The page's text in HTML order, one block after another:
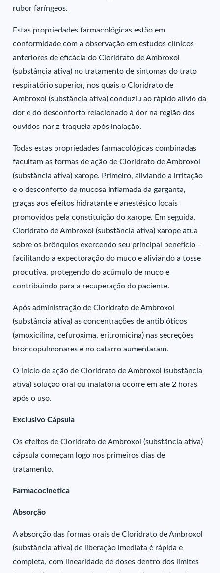
rubor faríngeos.
Estas propriedades farmacológicas estão em
conformidade com a observação em estudos clínicos
anteriores de eficácia do Cloridrato de Ambroxol
(substância ativa) no tratamento de sintomas do trato
respiratório superior, nos quais o Cloridrato de
Ambroxol (substância ativa) conduziu ao rápido alívio da
dor e do desconforto relacionado à dor na região dos
ouvidos-nariz-traqueia após inalação.
Todas estas propriedades farmacológicas combinadas
facultam as formas de ação de Cloridrato de Ambroxol
(substância ativa) xarope. Primeiro, aliviando a irritação
e o desconforto da mucosa inflamada da garganta,
graças aos efeitos hidratante e anestésico locais
promovidos pela constituição do xarope. Em seguida,
Cloridrato de Ambroxol (substância ativa) xarope atua
sobre os brônquios exercendo seu principal benefício –
facilitando a expectoração do muco e aliviando a tosse
produtiva, protegendo do acúmulo de muco e
contribuindo para a recuperação do paciente.
Após administração de Cloridrato de Ambroxol
(substância ativa) as concentrações de antibióticos
(amoxicilina, cefuroxima, eritromicina) nas secreções
broncopulmonares e no catarro aumentaram.
O início de ação de Cloridrato de Ambroxol (substância
ativa) solução oral ou inalatória ocorre em até 2 horas
após o uso.
Exclusivo Cápsula
Os efeitos de Cloridrato de Ambroxol (substância ativa)
cápsula começam logo nos primeiros dias de
tratamento.
Farmacocinética
Absorção
A absorção das formas orais de Cloridrato de Ambroxol
(substância ativa) de liberação imediata é rápida e
completa, com linearidade de doses dentro dos limites